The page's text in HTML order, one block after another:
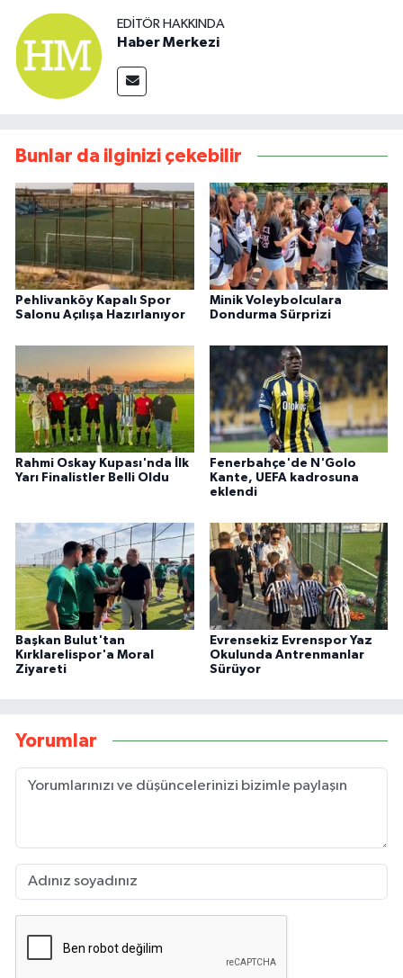
EDITÖR HAKKINDA
Haber Merkezi
Bunlar da ilginizi çekebilir
Pehlivanköy Kapalı Spor
Salonu Açılışa Hazırlanıyor
Minik Voleybolculara
Dondurma Sürprizi
Rahmi Oskay Kupası'nda İlk
Yarı Finalistler Belli Oldu
Fenerbahçe'de N'Golo
Kante, UEFA kadrosuna
eklendi
Başkan Bulut'tan
Kırklarelispor'a Moral
Ziyareti
Evrensekiz Evrenspor Yaz
Okulunda Antrenmanlar
Sürüyor
Yorumlar